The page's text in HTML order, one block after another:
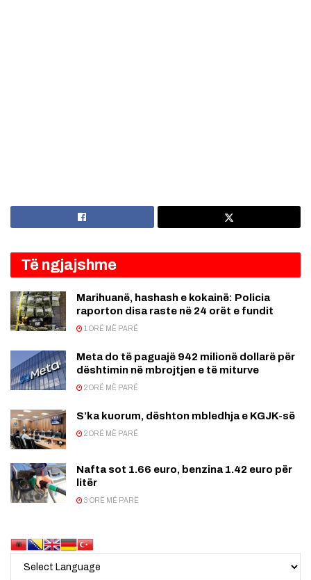
Të ngjajshme
Marihuanë, hashash e kokainë: Policia
raporton disa raste në 24 orët e fundit
1 ORË MË PARË
Meta do të paguajë 942 milionë dollarë për
dështimin në mbrojtjen e të miturve
2 ORË MË PARË
S’ka kuorum, dështon mbledhja e KGJK-së
2 ORË MË PARË
Nafta sot 1.66 euro, benzina 1.42 euro për
litër
3 ORË MË PARË